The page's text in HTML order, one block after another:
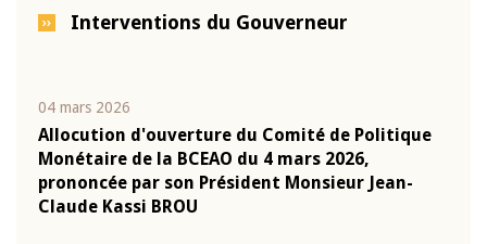
Interventions du Gouverneur
04 mars 2026
Allocution d'ouverture du Comité de Politique
Monétaire de la BCEAO du 4 mars 2026,
prononcée par son Président Monsieur Jean-
Claude Kassi BROU